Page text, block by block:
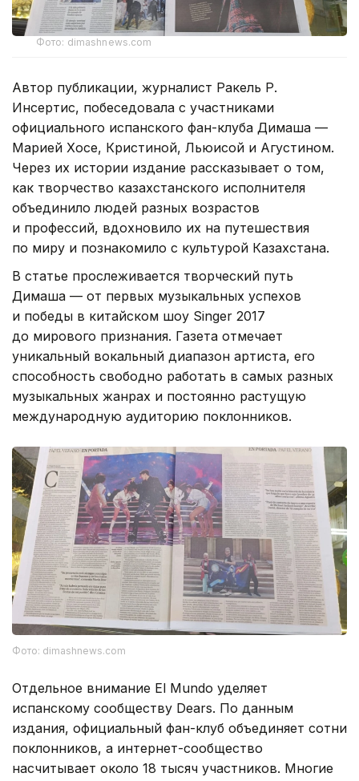
Фото: dimashnews.com
Автор публикации, журналист Ракель Р.
Инсертис, побеседовала с участниками
официального испанского фан-клуба Димаша —
Марией Хосе, Кристиной, Льюисой и Агустином.
Через их истории издание рассказывает о том,
как творчество казахстанского исполнителя
объединило людей разных возрастов
и профессий, вдохновило их на путешествия
по миру и познакомило с культурой Казахстана.
В статье прослеживается творческий путь
Димаша — от первых музыкальных успехов
и победы в китайском шоу Singer 2017
до мирового признания. Газета отмечает
уникальный вокальный диапазон артиста, его
способность свободно работать в самых разных
музыкальных жанрах и постоянно растущую
международную аудиторию поклонников.
Фото: dimashnews.com
Отдельное внимание El Mundo уделяет
испанскому сообществу Dears. По данным
издания, официальный фан-клуб объединяет сотни
поклонников, а интернет-сообщество
насчитывает около 18 тысяч участников. Многие